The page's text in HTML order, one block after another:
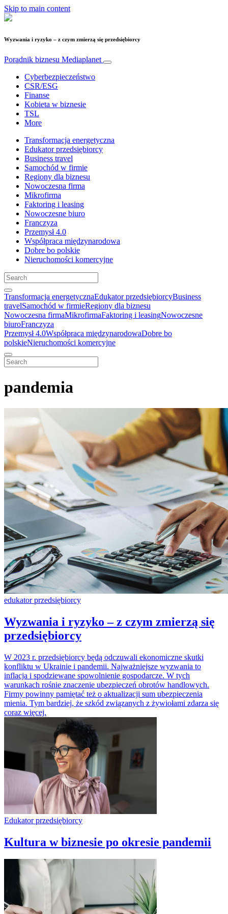
Skip to main content
Wyzwania i ryzyko – z czym zmierzą się przedsiębiorcy
Poradnik biznesu Mediaplanet
Cyberbezpieczeństwo
CSR/ESG
Finanse
Kobieta w biznesie
TSL
More
Transformacja energetyczna
Edukator przedsiębiorcy
Business travel
Samochód w firmie
Regiony dla biznesu
Nowoczesna firma
Mikrofirma
Faktoring i leasing
Nowoczesne biuro
Franczyza
Przemysł 4.0
Współpraca międzynarodowa
Dobre bo polskie
Nieruchomości komercyjne
Transformacja energetycznaEdukator przedsiębiorcyBusiness
travelSamochód w firmieRegiony dla biznesu
Nowoczesna firmaMikrofirmaFaktoring i leasingNowoczesne
biuroFranczyza
Przemysł 4.0Współpraca międzynarodowaDobre bo
polskieNieruchomości komercyjne
pandemia
edukator przedsiębiorcy
Wyzwania i ryzyko – z czym zmierzą się
przedsiębiorcy
W 2023 r. przedsiębiorcy będą odczuwali ekonomiczne skutki
konfliktu w Ukrainie i pandemii. Najważniejsze wyzwania to
inflacja i spodziewane spowolnienie gospodarcze. W tych
warunkach rośnie znaczenie ubezpieczeń obrotów handlowych.
Firmy powinny pamiętać też o aktualizacji sum ubezpieczenia
mienia. Tym bardziej, że szkód związanych z żywiołami zdarza się
coraz więcej.
Edukator przedsiębiorcy
Kultura w biznesie po okresie pandemii